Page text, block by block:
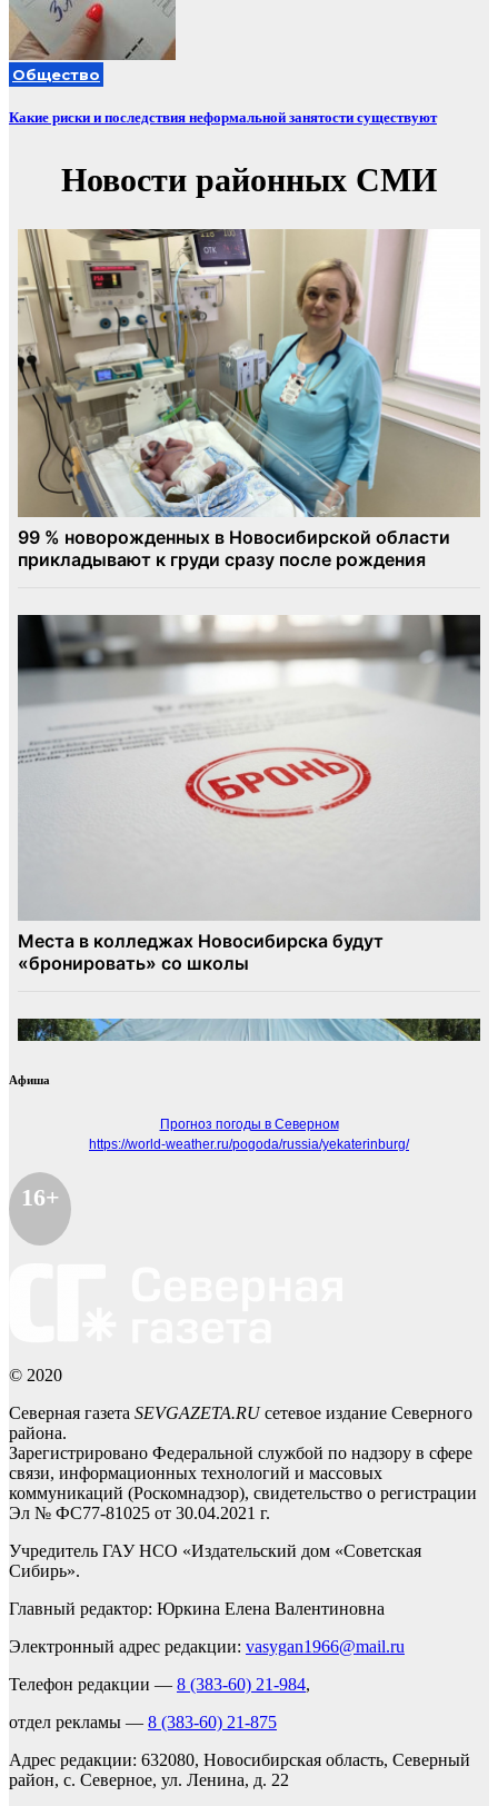
Общество
Какие риски и последствия неформальной занятости существуют
Афиша
Прогноз погоды в Северном
https://world-weather.ru/pogoda/russia/yekaterinburg/
16+
© 2020
Северная газета SEVGAZETA.RUсетевое издание Северного
района.
Зарегистрировано Федеральной службой по надзору в сфере
связи, информационных технологий и массовых
коммуникаций (Роскомнадзор), свидетельство о регистрации
Эл № ФС77-81025 от 30.04.2021 г.
Учредитель ГАУ НСО «Издательский дом «Советская
Сибирь».
Главный редактор: Юркина Елена Валентиновна
Электронный адрес редакции: vasygan1966@mail.ru
Телефон редакции — 8 (383-60) 21-984,
отдел рекламы — 8 (383-60) 21-875
Адрес редакции: 632080, Новосибирская область, Северный
район, с. Северное, ул. Ленина, д. 22